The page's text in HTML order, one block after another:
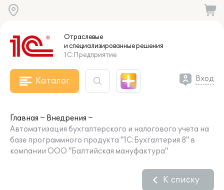
Отраслевые
и специализированныерешения
1С:Предприятие
Каталог Вход
Главная
Внедрения
Автоматизация бухгалтерского и налогового учета на
базе программного продукта "1С:Бухгалтерия 8" в
компании ООО "Балтийская мануфактура"
К списку